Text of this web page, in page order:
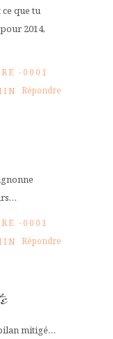
que tu
2014,
-0001
Répondre
-0001
Répondre
mitigé…